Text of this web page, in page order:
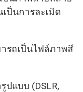
ป็นการละเมิด
รถเป็นไฟล์ภาพสี
ปแบบ (DSLR,